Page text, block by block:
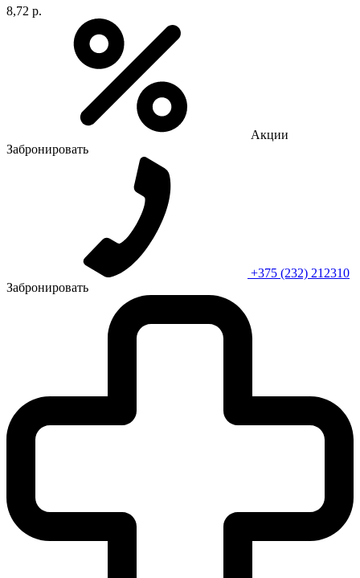
8,72 р.
Акции
Забронировать
+375 (232) 212310
Забронировать